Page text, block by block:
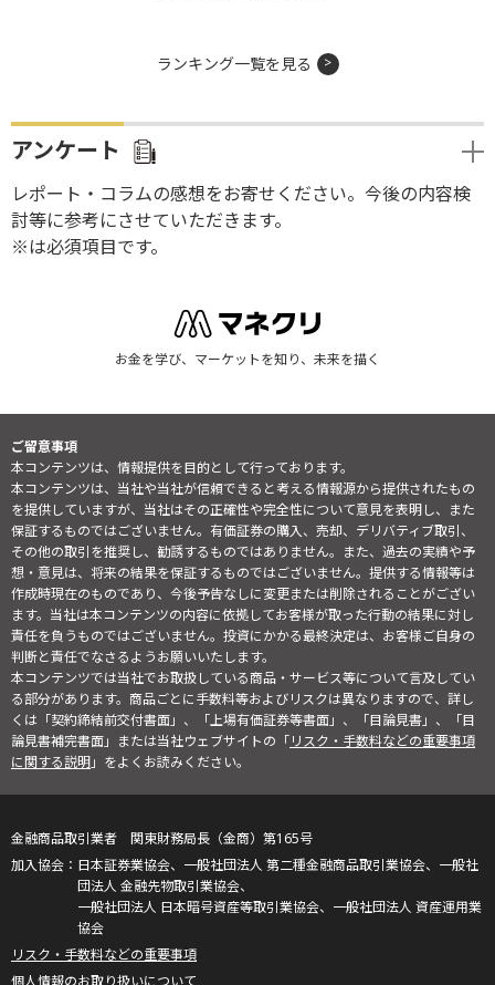
ランキング一覧を見る
アンケート
レポート・コラムの感想をお寄せください。今後の内容検
討等に参考にさせていただきます。
※は必須項目です。
お金を学び、マーケットを知り、未来を描く
ご留意事項
本コンテンツは、情報提供を目的として行っております。
本コンテンツは、当社や当社が信頼できると考える情報源から提供されたもの
を提供していますが、当社はその正確性や完全性について意見を表明し、また
保証するものではございません。有価証券の購入、売却、デリバティブ取引、
その他の取引を推奨し、勧誘するものではありません。また、過去の実績や予
想・意見は、将来の結果を保証するものではございません。提供する情報等は
作成時現在のものであり、今後予告なしに変更または削除されることがござい
ます。当社は本コンテンツの内容に依拠してお客様が取った行動の結果に対し
責任を負うものではございません。投資にかかる最終決定は、お客様ご自身の
判断と責任でなさるようお願いいたします。
本コンテンツでは当社でお取扱している商品・サービス等について言及してい
る部分があります。商品ごとに手数料等およびリスクは異なりますので、詳し
くは「契約締結前交付書面」、「上場有価証券等書面」、「目論見書」、「目
論見書補完書面」または当社ウェブサイトの「リスク・手数料などの重要事項
に関する説明」をよくお読みください。
金融商品取引業者 関東財務局長（金商）第165号
日本証券業協会、一般社団法人 第二種金融商品取引業協会、一般社
団法人 金融先物取引業協会、
一般社団法人 日本暗号資産等取引業協会、一般社団法人 資産運用業
協会
リスク・手数料などの重要事項